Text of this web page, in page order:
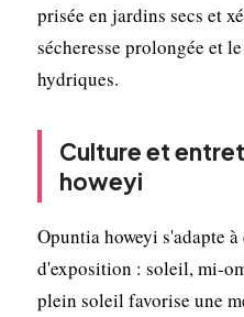
prisée en jardins secs et
sécheresse prolongée et
hydriques.
Culture et
howeyi
Opuntia howeyi s'adapte
d'exposition : soleil, mi-
plein soleil favorise une